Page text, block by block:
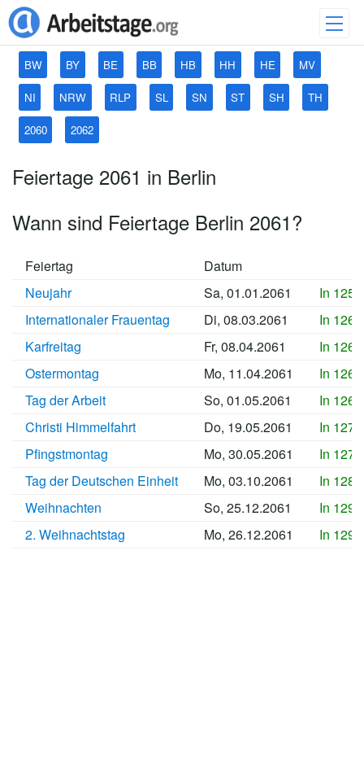
BW BY BE BB HB HH HE MV
NI NRW RLP SL SN ST SH TH
2060 2062
Feiertage 2061 in Berlin
Wann sind Feiertage Berlin 2061?
Feiertag
Datum
Neujahr
Sa, 01.01.2061
In
Internationaler Frauentag
Di, 08.03.2061
In
Karfreitag
Fr, 08.04.2061
In
Ostermontag
Mo, 11.04.2061
In
Tag der Arbeit
So, 01.05.2061
In
Christi Himmelfahrt
Do, 19.05.2061
In
Pfingstmontag
Mo, 30.05.2061
In
Tag der Deutschen Einheit
Mo, 03.10.2061
In
Weihnachten
So, 25.12.2061
In
2. Weihnachtstag
Mo, 26.12.2061 In